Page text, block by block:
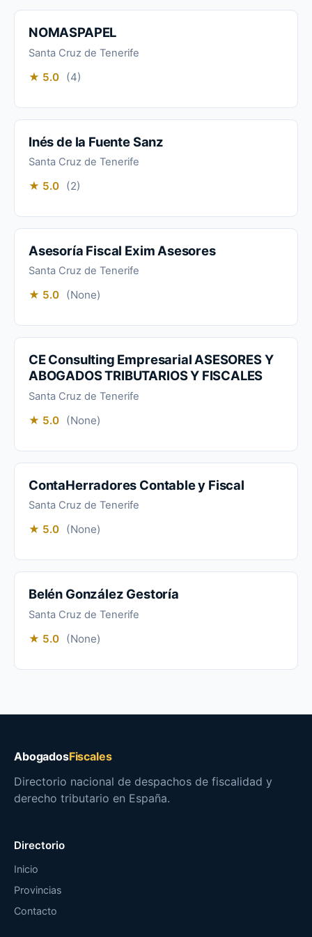
NOMASPAPEL
Santa Cruz de Tenerife
★ 5.0 (4)
Inés de la Fuente Sanz
Santa Cruz de Tenerife
★ 5.0 (2)
Asesoría Fiscal Exim Asesores
Santa Cruz de Tenerife
★ 5.0 (None)
CE Consulting Empresarial ASESORES Y
ABOGADOS TRIBUTARIOS Y FISCALES
Santa Cruz de Tenerife
★ 5.0 (None)
ContaHerradores Contable y Fiscal
Santa Cruz de Tenerife
★ 5.0 (None)
Belén González Gestoría
Santa Cruz de Tenerife
★ 5.0 (None)
AbogadosFiscales
Directorio nacional de despachos de fiscalidad y
derecho tributario en España.
Directorio
Inicio
Provincias
Contacto